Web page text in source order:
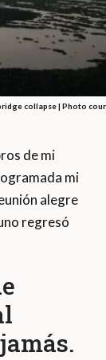
collapse | Photo
de mi
mi
alegre
regresó